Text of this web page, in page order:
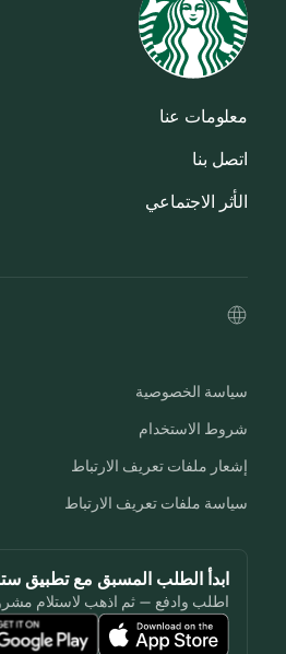
معلومات عنا
اتصل بنا
الأثر الاجتماعي
سياسة الخصوصية
شروط الاستخدام
إشعار ملفات تعريف الارتباط
سياسة ملفات تعريف الارتباط
ابدأ الطلب المسبق مع تطبيق
اطلب وادفع — ثم اذهب لاستلام